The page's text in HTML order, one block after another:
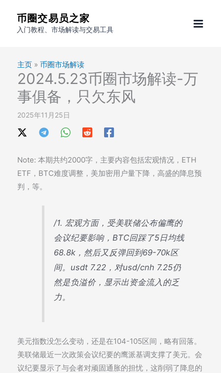
币圈交易员之家
入门教程、市场解读与交易工具
主页 » 币圈市场解读
2024.5.23币圈市场解读-万
事俱备，只欠东风
2025年11月25日
Note: 本期共约2000字，主要内容包括宏观情况，ETH
ETF，BTC难度调整，美加密用户量下降，高盛的降息预
判，等。
/1. 宏观方面，受美联储公布偏鹰的
会议纪要影响，BTC回踩了5日均线
68.8k，然后又反弹回到69-70k区
间。usdt 7.22，对usd/cnh 7.25仍
然是负溢价，显示出资金流入的乏
力。
美元指数没怎么变动，还是在104-105区间，略有回落。
美联储最近一次政策会议纪要的鹰派基调支撑了美元。会
议纪要显示了与会者对顽固通胀的担忧，这削弱了降息的